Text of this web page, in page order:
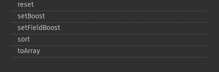
reset
setBoost
setFieldBoost
sort
toArray